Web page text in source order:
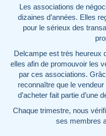
Les associations de
dizaines d’années. Elles
pour le sérieux des
Delcampe est très heureux
elles afin de promouvoir les
par ces associations.
reconnaître que le
d’acheter fait partie d’une
Chaque trimestre, nous
ses membres